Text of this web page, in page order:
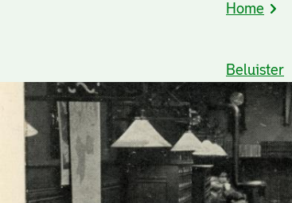
Kruimelpad
Home
Beluister